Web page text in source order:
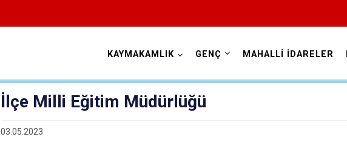
KAYMAKAMLIK GENÇ MAHALLİ İDARELER
İlçe Milli Eğitim Müdürlüğü
03.05.2023